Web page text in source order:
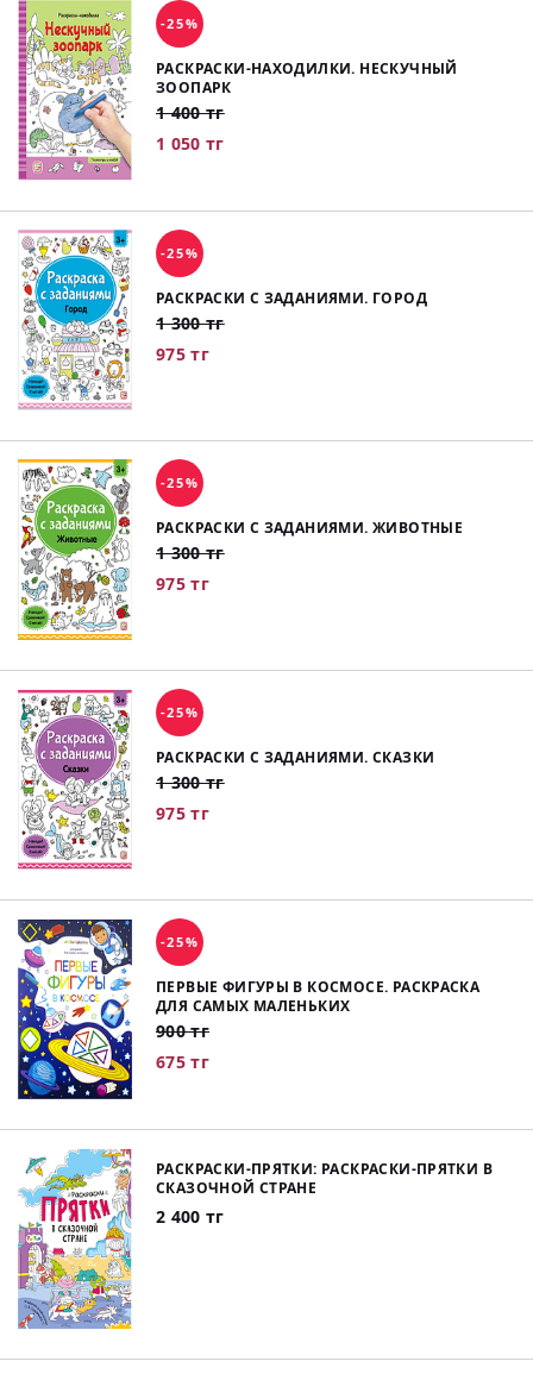
-25%
РАСКРАСКИ-НАХОДИЛКИ. НЕСКУЧНЫЙ
ЗООПАРК
1 400 тг
1 050 тг
-25%
РАСКРАСКИ С ЗАДАНИЯМИ. ГОРОД
1 300 тг
975 тг
-25%
РАСКРАСКИ С ЗАДАНИЯМИ. ЖИВОТНЫЕ
1 300 тг
975 тг
-25%
РАСКРАСКИ С ЗАДАНИЯМИ. СКАЗКИ
1 300 тг
975 тг
-25%
ПЕРВЫЕ ФИГУРЫ В КОСМОСЕ. РАСКРАСКА
ДЛЯ САМЫХ МАЛЕНЬКИХ
900 тг
675 тг
РАСКРАСКИ-ПРЯТКИ: РАСКРАСКИ-ПРЯТКИ В
СКАЗОЧНОЙ СТРАНЕ
2 400 тг